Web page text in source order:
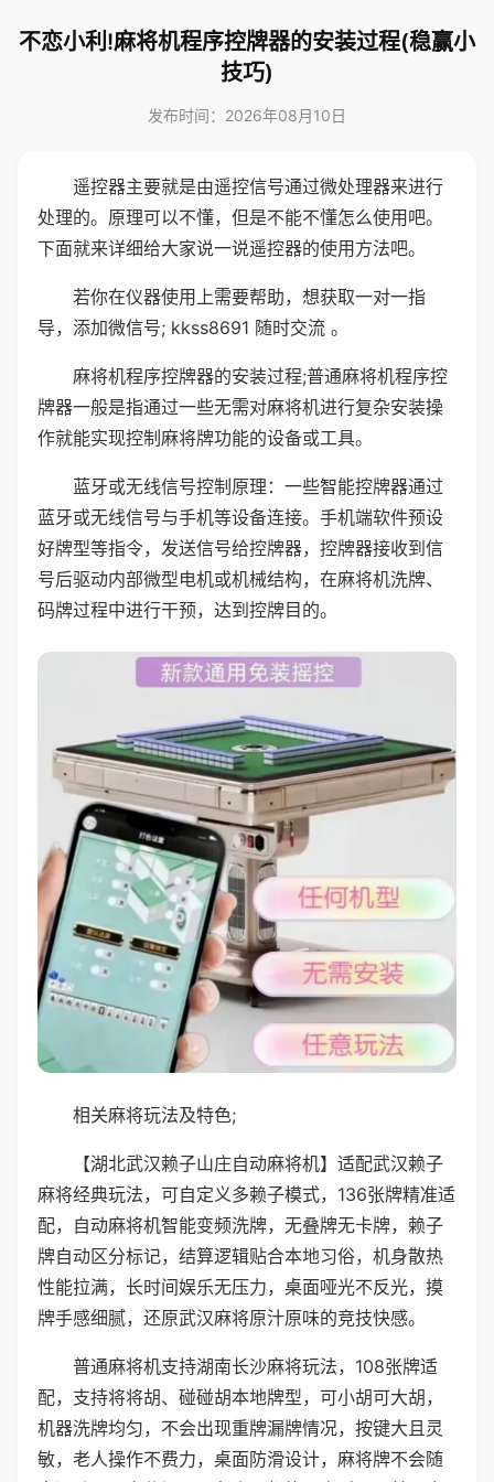
不恋小利!麻将机程序控牌器的安装过程(稳赢小
技巧)
发布时间：2026年08月10日
遥控器主要就是由遥控信号通过微处理器来进行
处理的。原理可以不懂，但是不能不懂怎么使用吧。
下面就来详细给大家说一说遥控器的使用方法吧。
若你在仪器使用上需要帮助，想获取一对一指
导，添加微信号; kkss8691 随时交流 。
麻将机程序控牌器的安装过程;普通麻将机程序控
牌器一般是指通过一些无需对麻将机进行复杂安装操
作就能实现控制麻将牌功能的设备或工具。
蓝牙或无线信号控制原理：一些智能控牌器通过
蓝牙或无线信号与手机等设备连接。手机端软件预设
好牌型等指令，发送信号给控牌器，控牌器接收到信
号后驱动内部微型电机或机械结构，在麻将机洗牌、
码牌过程中进行干预，达到控牌目的。
相关麻将玩法及特色;
【湖北武汉赖子山庄自动麻将机】适配武汉赖子
麻将经典玩法，可自定义多赖子模式，136张牌精准适
配，自动麻将机智能变频洗牌，无叠牌无卡牌，赖子
牌自动区分标记，结算逻辑贴合本地习俗，机身散热
性能拉满，长时间娱乐无压力，桌面哑光不反光，摸
牌手感细腻，还原武汉麻将原汁原味的竞技快感。
普通麻将机支持湖南长沙麻将玩法，108张牌适
配，支持将将胡、碰碰胡本地牌型，可小胡可大胡，
机器洗牌均匀，不会出现重牌漏牌情况，按键大且灵
敏，老人操作不费力，桌面防滑设计，麻将牌不会随